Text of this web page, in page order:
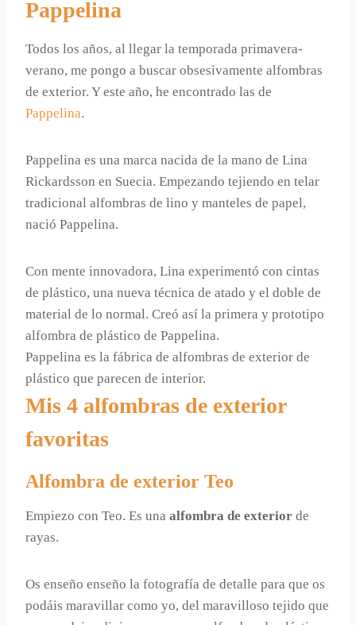
Pappelina
Todos los años, al llegar la temporada primavera-
verano, me pongo a buscar obsesivamente alfombras
de exterior. Y este año, he encontrado las de
Pappelina.
Pappelina es una marca nacida de la mano de Lina
Rickardsson en Suecia. Empezando tejiendo en telar
tradicional alfombras de lino y manteles de papel,
nació Pappelina.
Con mente innovadora, Lina experimentó con cintas
de plástico, una nueva técnica de atado y el doble de
material de lo normal. Creó así la primera y prototipo
alfombra de plástico de Pappelina.
Pappelina es la fábrica de alfombras de exterior de
plástico que parecen de interior.
Mis 4 alfombras de exterior
favoritas
Alfombra de exterior Teo
Empiezo con Teo. Es una alfombra de exterior de
rayas.
Os enseño enseño la fotografía de detalle para que os
podáis maravillar como yo, del maravilloso tejido que